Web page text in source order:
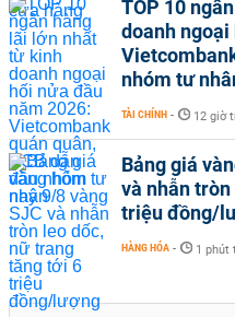
TOP 10
doanh ngoại
nhóm tư
TÀI CHÍNH - 12 giờ
Bảng giá
và nhẫn
triệu đồng/
HÀNG HÓA - 1 phút